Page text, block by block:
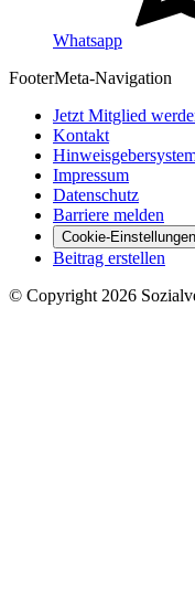
Whatsapp
FooterMeta-Navigation
Jetzt Mitglied
Kontakt
Impressum
Datenschutz
Barriere melden
Cookie-Einstellungen
Beitrag erstellen
© Copyright 2026